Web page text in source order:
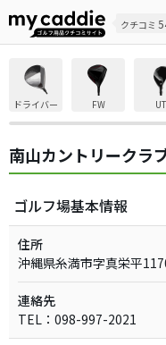
クチコミ
ドライバー FW UT
南山カントリークラ
ゴルフ場基本情報
住所
沖縄県糸満市字真栄平
連絡先
TEL：098-997-2021